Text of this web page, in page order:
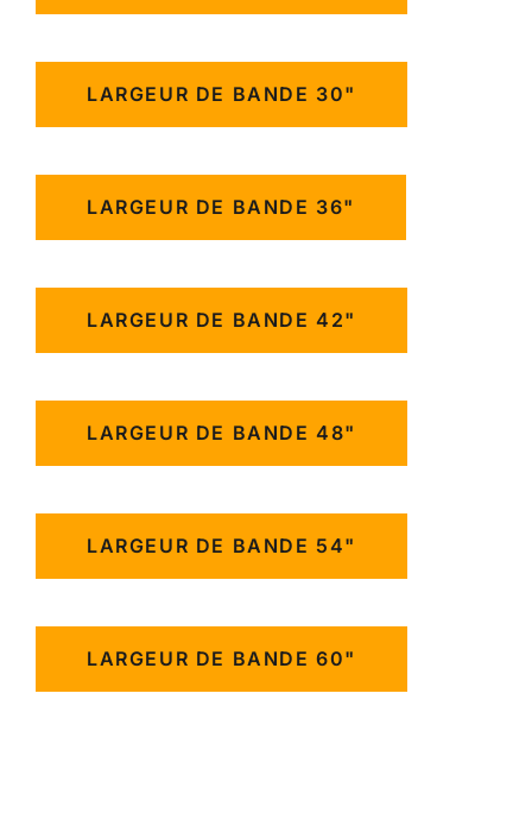
LARGEUR DE BANDE 30"
LARGEUR DE BANDE 36"
LARGEUR DE BANDE 42"
LARGEUR DE BANDE 48"
LARGEUR DE BANDE 54"
LARGEUR DE BANDE 60"